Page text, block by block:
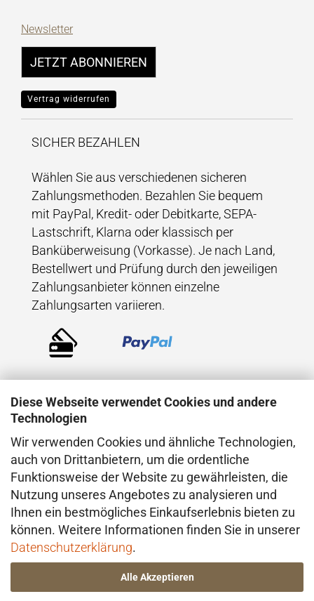
Diese Webseite verwendet Cookies und andere
Technologien
Wir verwenden Cookies und ähnliche Technologien,
auch von Drittanbietern, um die ordentliche
Funktionsweise der Website zu gewährleisten, die
Nutzung unseres Angebotes zu analysieren und
Ihnen ein bestmögliches Einkaufserlebnis bieten zu
können. Weitere Informationen finden Sie in unserer
Datenschutzerklärung.
Alle Akzeptieren
Newsletter
JETZT ABONNIEREN
Vertrag widerrufen
SICHER BEZAHLEN
Wählen Sie aus verschiedenen sicheren
Zahlungsmethoden. Bezahlen Sie bequem
mit PayPal, Kredit- oder Debitkarte, SEPA-
Lastschrift, Klarna oder klassisch per
Banküberweisung (Vorkasse). Je nach Land,
Bestellwert und Prüfung durch den jeweiligen
Zahlungsanbieter können einzelne
Zahlungsarten variieren.
VERSAND
Der Versand erfolgt direkt aus dem Atelier in
Konstanz (Deutschland), in der Regel mit
DHL. Bei besonderen Anforderungen –
insbesondere im Hinblick auf den Wert oder
die Beschaffenheit der Ware – erfolgt der
Versand ggf. über einen anderen geeigneten